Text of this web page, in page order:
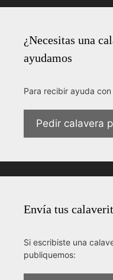
¿Necesitas una
ayudamos
Para recibir ayuda
Pedir calavera
Envía tus
Si escribiste una
publiquemos: